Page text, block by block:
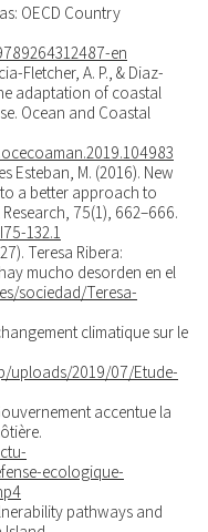
OECD Country
en
Fletcher, A. P., & Diaz-
adaptation of coastal
Ocean and Coastal
Esteban, M. (2016). New
a better approach to
75(1), 662–666.
132.1
Teresa Ribera:
mucho desorden en el
sociedad/Teresa-
climatique sur le
uploads/2019/07/Etude-
accentue la
ecologique-
pathways and